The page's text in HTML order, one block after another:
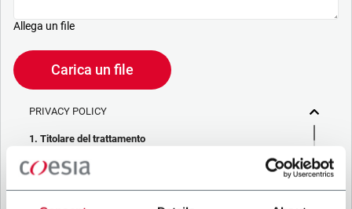
Allega un file
Carica un file
PRIVACY POLICY
1. Titolare del trattamento
La società che stai cercando di contattare (“Società”)
tramite questo form tratta i tuoi dati personali – in qualità di
titolare/contitolare del trattamento – per le finalità descritte